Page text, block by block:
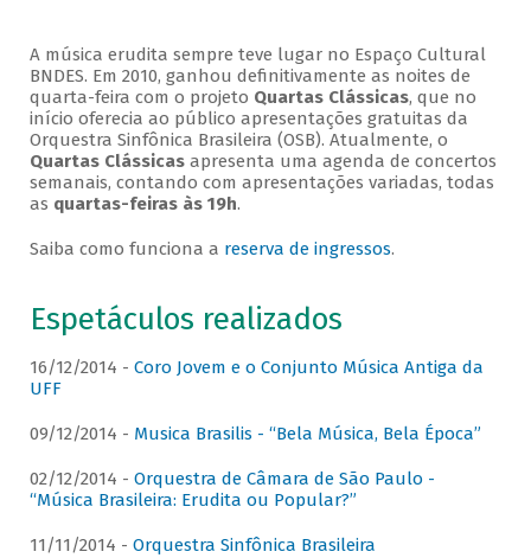
A música erudita sempre teve lugar no Espaço Cultural
BNDES. Em 2010, ganhou definitivamente as noites de
quarta-feira com o projeto Quartas Clássicas, que no
início oferecia ao público apresentações gratuitas da
Orquestra Sinfônica Brasileira (OSB). Atualmente, o
Quartas Clássicasapresenta uma agenda de concertos
semanais, contando com apresentações variadas, todas
as quartas-feiras às 19h.
Saiba como funciona a reserva de ingressos.
Espetáculos realizados
16/12/2014 - Coro Jovem e o Conjunto Música Antiga da
UFF
09/12/2014 - Musica Brasilis - “Bela Música, Bela Época”
02/12/2014 - Orquestra de Câmara de São Paulo -
“Música Brasileira: Erudita ou Popular?”
11/11/2014 - Orquestra Sinfônica Brasileira